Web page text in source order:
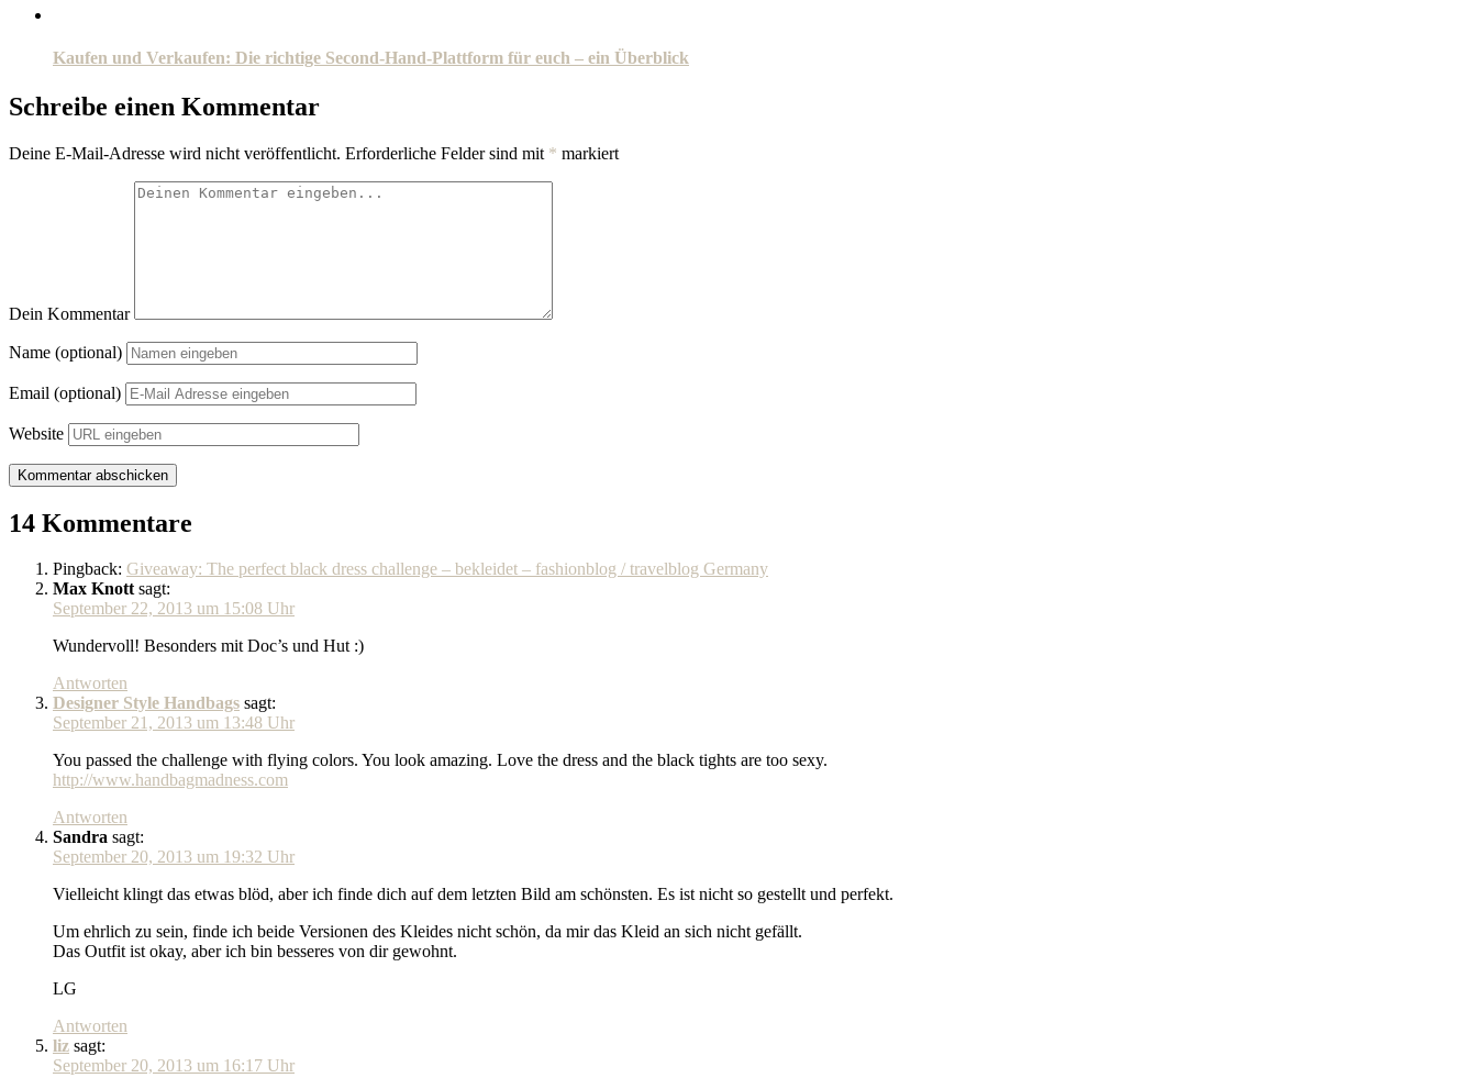
Kaufen und Verkaufen: Die richtige Second-Hand-Plattform für euch – ein Überblick
Schreibe einen Kommentar
Deine E-Mail-Adresse wird nicht veröffentlicht. Erforderliche Felder sind mit * markiert
Dein Kommentar
Name (optional)
Email (optional)
Website
14 Kommentare
Pingback: Giveaway: The perfect black dress challenge – bekleidet – fashionblog / travelblog Germany
Max Knott sagt:
September 22, 2013 um 15:08 Uhr
Wundervoll! Besonders mit Doc’s und Hut :)
Antworten
Designer Style Handbags sagt:
September 21, 2013 um 13:48 Uhr
You passed the challenge with flying colors. You look amazing. Love the dress and the black tights are too sexy.
http://www.handbagmadness.com
Antworten
Sandra sagt:
September 20, 2013 um 19:32 Uhr
Vielleicht klingt das etwas blöd, aber ich finde dich auf dem letzten Bild am schönsten. Es ist nicht so gestellt und perfekt.
Um ehrlich zu sein, finde ich beide Versionen des Kleides nicht schön, da mir das Kleid an sich nicht gefällt.
Das Outfit ist okay, aber ich bin besseres von dir gewohnt.
LG
Antworten
liz sagt:
September 20, 2013 um 16:17 Uhr